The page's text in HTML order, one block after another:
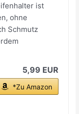
ist
ohne
Schmutz
5,99 EUR
*Zu Amazon